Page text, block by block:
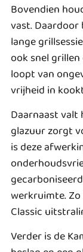
Bovendien
vast.
lange
ook snel
loopt van
vrijheid in
Daarnaast
glazuur zorgt
is deze
werkruimte.
Classic
Verder is de